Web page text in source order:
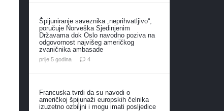
Špijuniranje saveznika „neprihvatljivo“,
poručuje Norveška Sjedinjenim
Državama dok Oslo navodno poziva na
odgovornost najvišeg američkog
zvaničnika ambasade
prije 5 godina 4komentara
Francuska tvrdi da su navodi o
američkoj špijunaži europskih čelnika
izuzetno ozbiljni i mogu imati posljedice